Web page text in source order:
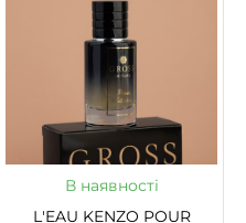
В наявності
L'EAU KENZO POUR